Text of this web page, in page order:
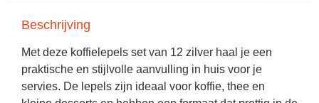
Beschrijving
Met deze koffielepels set van 12 zilver haal je een
praktische en stijlvolle aanvulling in huis voor je
servies. De lepels zijn ideaal voor koffie, thee en